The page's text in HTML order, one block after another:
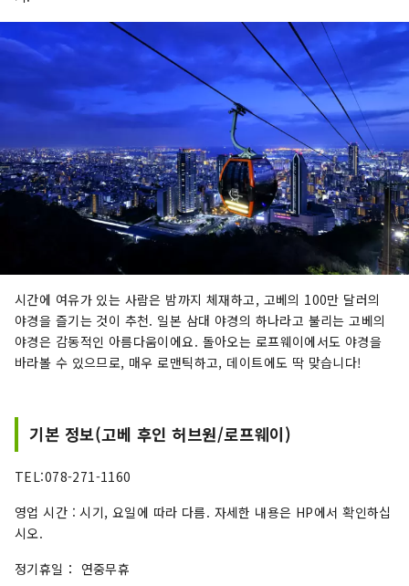
시간에 여유가 있는 사람은 밤까지 체재하고, 고베의 100만 달러의
야경을 즐기는 것이 추천. 일본 삼대 야경의 하나라고 불리는 고베의
야경은 감동적인 아름다움이에요. 돌아오는 로프웨이에서도 야경을
바라볼 수 있으므로, 매우 로맨틱하고, 데이트에도 딱 맞습니다!
기본 정보(고베 후인 허브원/로프웨이)
TEL:078-271-1160
영업 시간 : 시기, 요일에 따라 다름. 자세한 내용은 HP에서 확인하십
시오.
정기휴일： 연중무휴